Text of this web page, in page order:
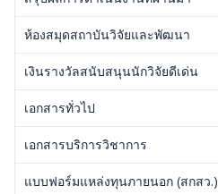
ห้องสมุดสถาบันวิจัยและพัฒนา
เงินรางวัลสนับสนุนนักวิจัยดีเด่น
เอกสารทั่วไป
เอกสารบริการวิชาการ
แบบฟอร์มแหล่งทุนภายนอก (สกสว.)